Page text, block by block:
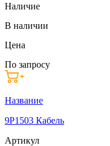
Наличие
В наличии
Цена
По запросу
Название
9P1503 Кабель
Артикул